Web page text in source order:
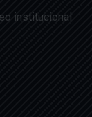
institucional